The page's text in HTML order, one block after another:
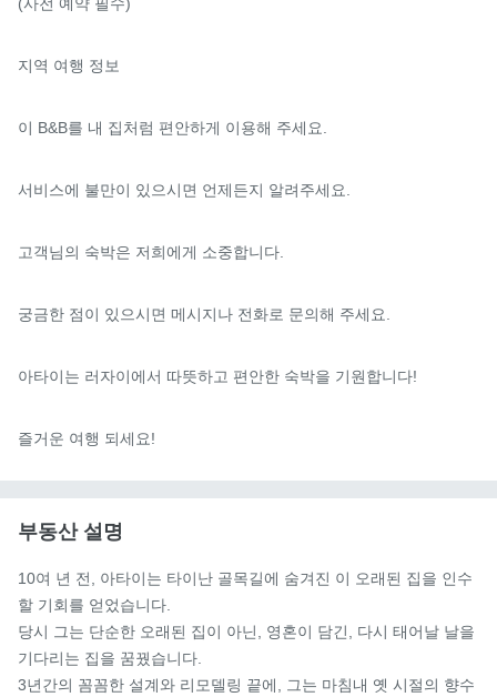
지역 여행 정보
이 B&B를 내 집처럼 편안하게 이용해 주세요.
서비스에 불만이 있으시면 언제든지 알려주세요.
고객님의 숙박은 저희에게 소중합니다.
궁금한 점이 있으시면 메시지나 전화로 문의해 주세요.
아타이는 러자이에서 따뜻하고 편안한 숙박을 기원합니다!
즐거운 여행 되세요!
부동산 설명
10여 년 전, 아타이는 타이난 골목길에 숨겨진 이 오래된 집을 인수
할 기회를 얻었습니다.
당시 그는 단순한 오래된 집이 아닌, 영혼이 담긴, 다시 태어날 날을
기다리는 집을 꿈꿨습니다.
3년간의 꼼꼼한 설계와 리모델링 끝에, 그는 마침내 옛 시절의 향수